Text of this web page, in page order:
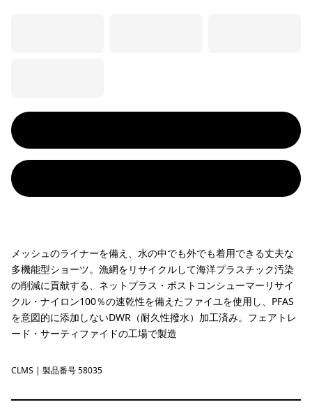
メッシュのライナーを備え、水の中でも外でも着用できる丈夫な
多機能型ショーツ。漁網をリサイクルして海洋プラスチック汚染
の削減に貢献する、ネットプラス・ポストコンシューマーリサイ
クル・ナイロン100％の速乾性を備えたファイユを使用し、PFAS
を意図的に添加しないDWR（耐久性撥水）加工済み。フェアトレ
ード・サーティファイドの工場で製造
Climbing Stripe: Still Blue
CLMS | 製品番号 58035